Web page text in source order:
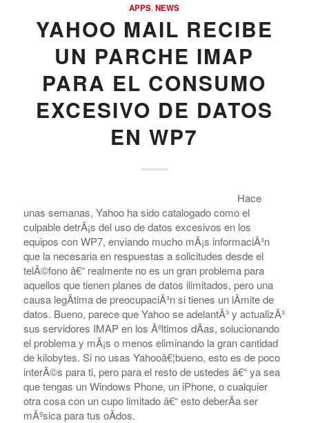
APPS,NEWS
YAHOO MAIL RECIBE
UN PARCHE IMAP
PARA EL CONSUMO
EXCESIVO DE DATOS
EN WP7
Hace
unas semanas, Yahoo ha sido catalogado como el
culpable detrÃ¡s del uso de datos excesivos en los
equipos con WP7, enviando mucho mÃ¡s informaciÃ³n
que la necesaria en respuestas a solicitudes desde el
telÃ©fono â€“ realmente no es un gran problema para
aquellos que tienen planes de datos ilimitados, pero una
causa legÃ­tima de preocupaciÃ³n si tienes un lÃ­mite de
datos. Bueno, parece que Yahoo se adelantÃ³ y actualizÃ³
sus servidores IMAP en los Ãºltimos dÃ­as, solucionando
el problema y mÃ¡s o menos eliminando la gran cantidad
de kilobytes. Si no usas Yahooâ€¦bueno, esto es de poco
interÃ©s para ti, pero para el resto de ustedes â€“ ya sea
que tengas un Windows Phone, un iPhone, o cualquier
otra cosa con un cupo limitado â€“ esto deberÃ­a ser
mÃºsica para tus oÃ­dos.